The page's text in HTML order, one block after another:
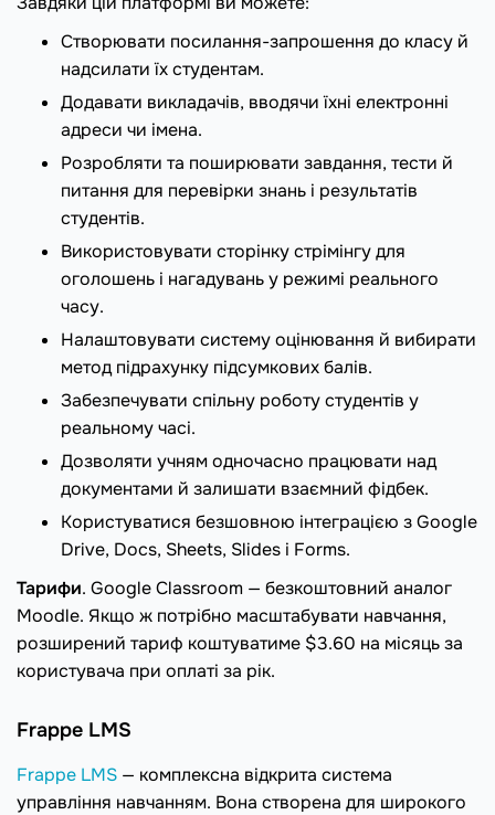
Створювати посилання-запрошення до класу й
надсилати їх студентам.
Додавати викладачів, вводячи їхні електронні
адреси чи імена.
Розробляти та поширювати завдання, тести й
питання для перевірки знань і результатів
студентів.
Використовувати сторінку стрімінгу для
оголошень і нагадувань у режимі реального
часу.
Налаштовувати систему оцінювання й вибирати
метод підрахунку підсумкових балів.
Забезпечувати спільну роботу студентів у
реальному часі.
Дозволяти учням одночасно працювати над
документами й залишати взаємний фідбек.
Користуватися безшовною інтеграцією з Google
Drive, Docs, Sheets, Slides і Forms.
Тарифи. Google Classroom — безкоштовний аналог
Moodle. Якщо ж потрібно масштабувати навчання,
розширений тариф коштуватиме $3.60 на місяць за
користувача при оплаті за рік.
Frappe LMS
Frappe LMS — комплексна відкрита система
управління навчанням. Вона створена для широкого